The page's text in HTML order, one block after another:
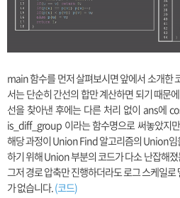
main 함수를 먼저 살펴보시면 앞에서 소개한
서는 단순히 간선의 합만 계산하면 되기 때
선을 찾아낸 후에는 다른 처리 없이 ans에
is_diff_group 이라는 함수명으로 써놓았지
해당 과정이 Union Find 알고리즘의 Union
하기 위해 Union 부분의 코드가 다소 난잡해
그저 경로 압축만 진행하더라도 로그 스케일
가 없습니다.(코드)